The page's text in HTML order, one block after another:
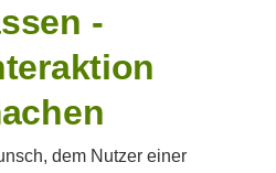
-
dem Nutzer einer